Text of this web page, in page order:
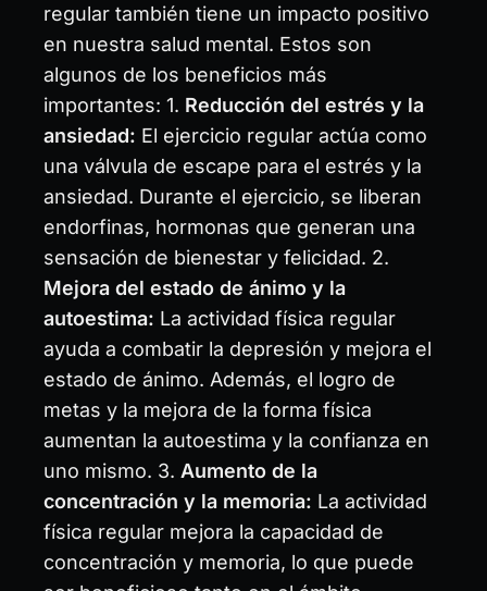
regular también tiene un impacto positivo
en nuestra salud mental. Estos son
algunos de los beneficios más
importantes: 1. Reducción del estrés y la
ansiedad: El ejercicio regular actúa como
una válvula de escape para el estrés y la
ansiedad. Durante el ejercicio, se liberan
endorfinas, hormonas que generan una
sensación de bienestar y felicidad. 2.
Mejora del estado de ánimo y la
autoestima: La actividad física regular
ayuda a combatir la depresión y mejora el
estado de ánimo. Además, el logro de
metas y la mejora de la forma física
aumentan la autoestima y la confianza en
uno mismo. 3. Aumento de la
concentración y la memoria: La actividad
física regular mejora la capacidad de
concentración y memoria, lo que puede